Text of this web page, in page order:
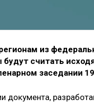
из
считать
заседании
документа,